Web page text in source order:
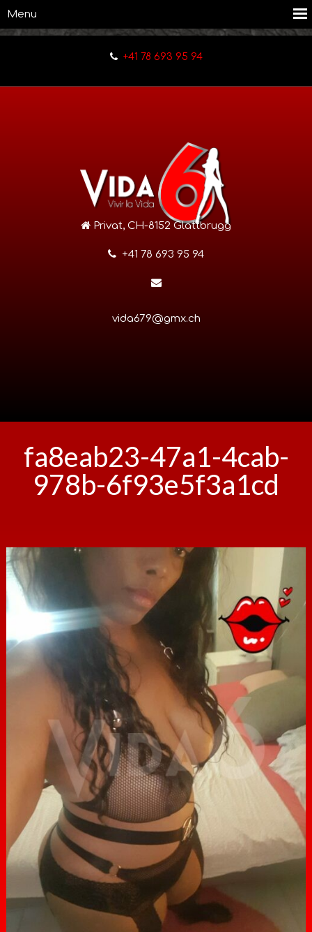
+41 78 693 95 94
Privat, CH-8152 Glattbrugg
+41 78 693 95 94
vida679@gmx.ch
fa8eab23-47a1-4cab-
978b-6f93e5f3a1cd